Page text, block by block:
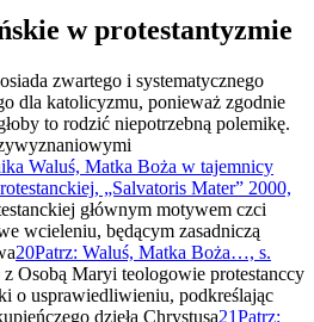
w protestantyzmie
zwartego i systematycznego
dla katolicyzmu, ponieważ zgodnie
to rodzić niepotrzebną polemikę.
Waluś, Matka Boża w tajemnicy
„Salvatoris Mater” 2000,
głównym motywem czci
wcieleniu, będącym zasadniczą
20Patrz: Waluś, Matka Boża…, s.
Osobą Maryi teologowie protestanccy
o usprawiedliwieniu, podkreślając
dzieła Chrystusa21Patrz: